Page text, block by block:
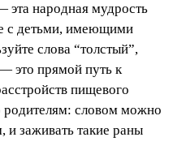
эта народная мудрость
с детьми, имеющими
слова “толстый”,
это прямой путь к
пищевого
родителям: словом можно
и заживать такие раны